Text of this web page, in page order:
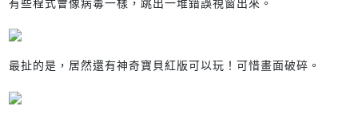
最扯的是，居然還有神奇寶貝紅版可以玩！可惜畫面破碎。